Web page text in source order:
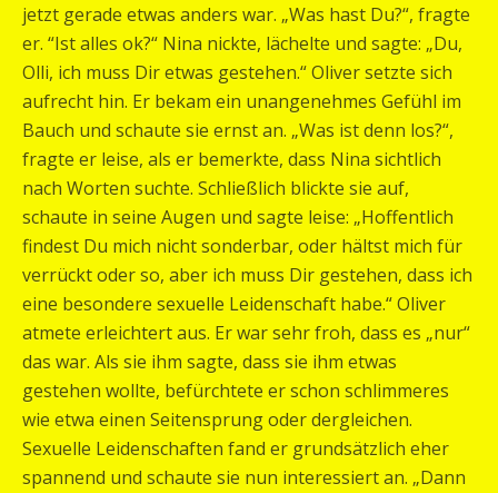
jetzt gerade etwas anders war. „Was hast Du?“, fragte
er. “Ist alles ok?“ Nina nickte, lächelte und sagte: „Du,
Olli, ich muss Dir etwas gestehen.“ Oliver setzte sich
aufrecht hin. Er bekam ein unangenehmes Gefühl im
Bauch und schaute sie ernst an. „Was ist denn los?“,
fragte er leise, als er bemerkte, dass Nina sichtlich
nach Worten suchte. Schließlich blickte sie auf,
schaute in seine Augen und sagte leise: „Hoffentlich
findest Du mich nicht sonderbar, oder hältst mich für
verrückt oder so, aber ich muss Dir gestehen, dass ich
eine besondere sexuelle Leidenschaft habe.“ Oliver
atmete erleichtert aus. Er war sehr froh, dass es „nur“
das war. Als sie ihm sagte, dass sie ihm etwas
gestehen wollte, befürchtete er schon schlimmeres
wie etwa einen Seitensprung oder dergleichen.
Sexuelle Leidenschaften fand er grundsätzlich eher
spannend und schaute sie nun interessiert an. „Dann